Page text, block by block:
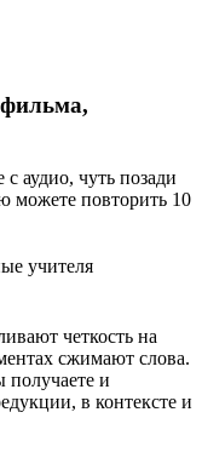
аудио, чуть позади
можете повторить 10
учителя
четкость на
сжимают слова.
и
в контексте и